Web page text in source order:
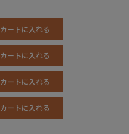
カートに入れる
カートに入れる
カートに入れる
カートに入れる